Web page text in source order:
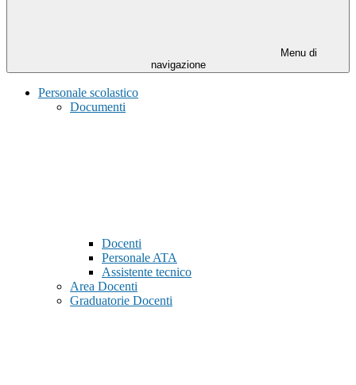
Menu di
navigazione
Personale scolastico
Documenti
Docenti
Personale ATA
Assistente tecnico
Area Docenti
Graduatorie Docenti